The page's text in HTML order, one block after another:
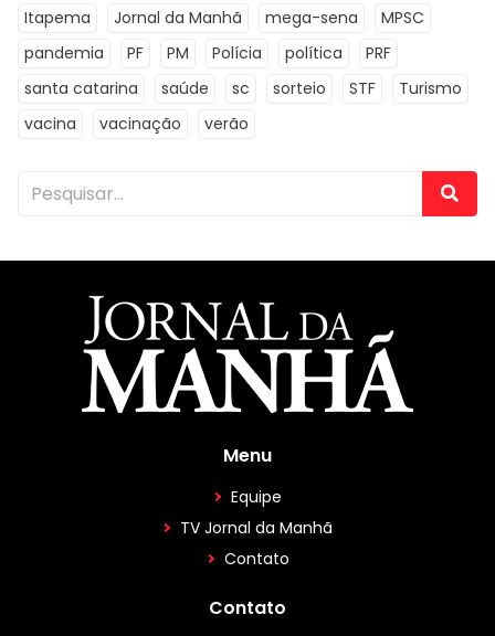
Itapema
Jornal da Manhã mega-sena
MPSC
pandemia
PF PM Polícia política
PRF
santa catarina
saúde sc sorteio STF
Turismo
vacina
vacinação verão
Menu
Equipe
TV Jornal da Manhã
Contato
Contato